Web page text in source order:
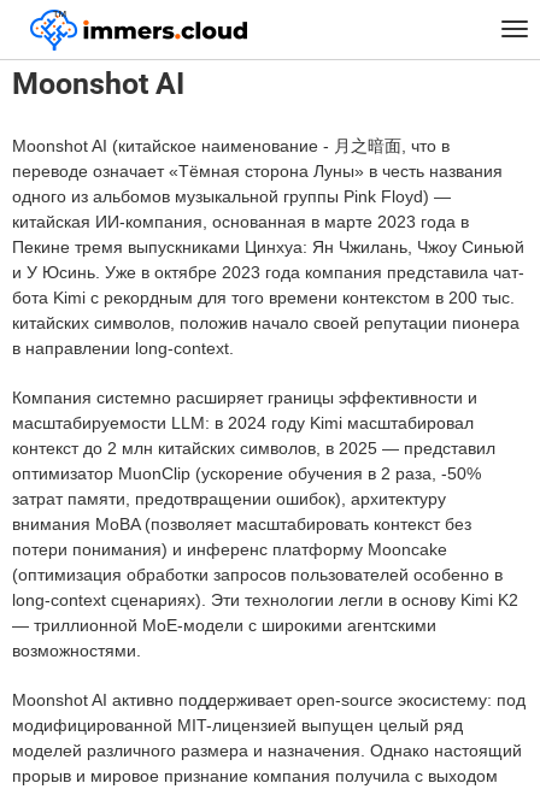
™
Главная Moonshot AI
Moonshot AI
Moonshot AI (китайское наименование - 月之暗面, что в
переводе означает «Тёмная сторона Луны» в честь названия
одного из альбомов музыкальной группы Pink Floyd) —
китайская ИИ-компания, основанная в марте 2023 года в
Пекине тремя выпускниками Цинхуа: Ян Чжилань, Чжоу Синьюй
и У Юсинь. Уже в октябре 2023 года компания представила чат-
бота Kimi с рекордным для того времени контекстом в 200 тыс.
китайских символов, положив начало своей репутации пионера
в направлении long-context.
Компания системно расширяет границы эффективности и
масштабируемости LLM: в 2024 году Kimi масштабировал
контекст до 2 млн китайских символов, в 2025 — представил
оптимизатор MuonClip (ускорение обучения в 2 раза, -50%
затрат памяти, предотвращении ошибок), архитектуру
внимания MoBA (позволяет масштабировать контекст без
потери понимания) и инференс платформу Mooncake
(оптимизация обработки запросов пользователей особенно в
long-context сценариях). Эти технологии легли в основу Kimi K2
— триллионной MoE-модели с широкими агентскими
возможностями.
Moonshot AI активно поддерживает open-source экосистему: под
модифицированной MIT-лицензией выпущен целый ряд
моделей различного размера и назначения. Однако настоящий
прорыв и мировое признание компания получила с выходом